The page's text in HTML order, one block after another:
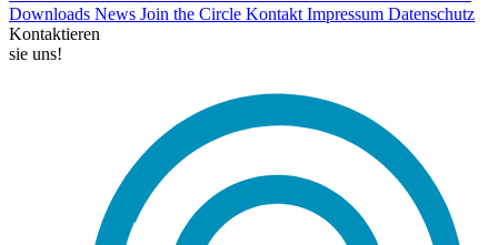
Downloads News Join the Circle Kontakt Impressum Datenschutz
Kontaktieren
sie uns!